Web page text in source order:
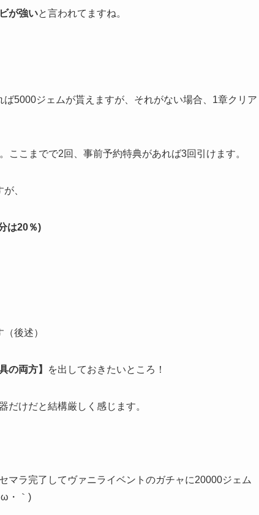
が強いと言われてますね。
5000ジェムが貰えますが、それがない場合、1章クリア
こまでで2回、事前予約特典があれば3回引けます。
、
は20％)
後述）
の両方】 を出しておきたいところ！
だけだと結構厳しく感じます。
マラ完了してヴァニライベントのガチャに20000ジェム
ω・｀)